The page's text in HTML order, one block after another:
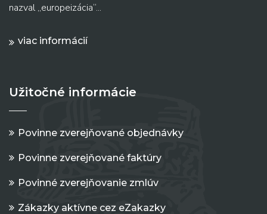
nazval „europeizácia“...
viac informácií
Užitočné informácie
Povinne zverejňované objednávky
Povinne zverejňované faktúry
Povinné zverejňovanie zmlúv
Zákazky aktívne cez eZakazky